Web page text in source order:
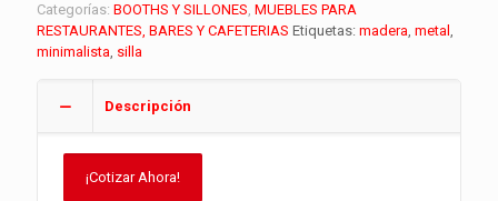
Categorías: BOOTHS Y SILLONES, MUEBLES PARA
RESTAURANTES, BARES Y CAFETERIAS Etiquetas: madera, metal ,
minimalista, silla
Descripción
¡Cotizar Ahora!